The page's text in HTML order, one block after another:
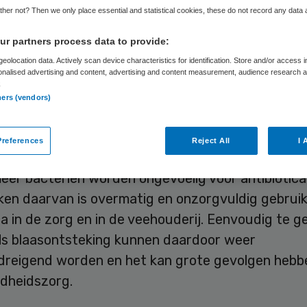
Skipr Redactie 4 februari 2016,
Schippers (Volksgezondheid) trekt de
euro extra uit voor onderzoek naar
Schippers maakte dat donderdag
bacteriën worden ongevoelig voor
daarvan is overmatig en onzorgvuldig
in de zorg en in de veehouderij. Eenvoudig te
blaasontsteking kunnen daardoor weer
worden en het kan grote gevolgen
not? Then we only place essential and statistical cookies, these do not record any data
partners process data to provide:
data. Actively scan device characteristics for identification. Store and/or access
advertising and content, advertising and content measurement, audience research
(vendors)
Reject All I